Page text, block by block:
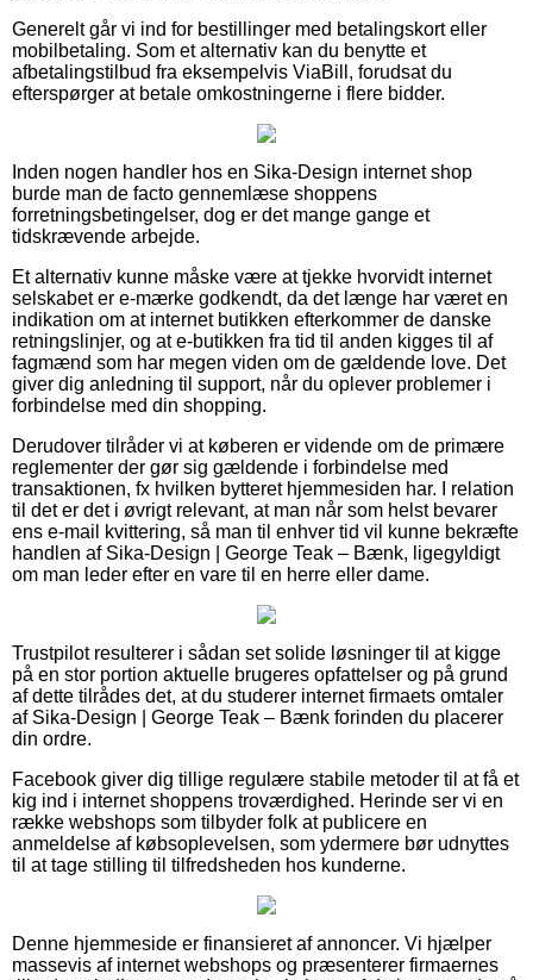
Generelt går vi ind for bestillinger med betalingskort eller
mobilbetaling. Som et alternativ kan du benytte et
afbetalingstilbud fra eksempelvis ViaBill, forudsat du
efterspørger at betale omkostningerne i flere bidder.
Inden nogen handler hos en Sika-Design internet shop
burde man de facto gennemlæse shoppens
forretningsbetingelser, dog er det mange gange et
tidskrævende arbejde.
Et alternativ kunne måske være at tjekke hvorvidt internet
selskabet er e-mærke godkendt, da det længe har været en
indikation om at internet butikken efterkommer de danske
retningslinjer, og at e-butikken fra tid til anden kigges til af
fagmænd som har megen viden om de gældende love. Det
giver dig anledning til support, når du oplever problemer i
forbindelse med din shopping.
Derudover tilråder vi at køberen er vidende om de primære
reglementer der gør sig gældende i forbindelse med
transaktionen, fx hvilken bytteret hjemmesiden har. I relation
til det er det i øvrigt relevant, at man når som helst bevarer
ens e-mail kvittering, så man til enhver tid vil kunne bekræfte
handlen af Sika-Design | George Teak – Bænk, ligegyldigt
om man leder efter en vare til en herre eller dame.
Trustpilot resulterer i sådan set solide løsninger til at kigge
på en stor portion aktuelle brugeres opfattelser og på grund
af dette tilrådes det, at du studerer internet firmaets omtaler
af Sika-Design | George Teak – Bænk forinden du placerer
din ordre.
Facebook giver dig tillige regulære stabile metoder til at få et
kig ind i internet shoppens troværdighed. Herinde ser vi en
række webshops som tilbyder folk at publicere en
anmeldelse af købsoplevelsen, som ydermere bør udnyttes
til at tage stilling til tilfredsheden hos kunderne.
Denne hjemmeside er finansieret af annoncer. Vi hjælper
massevis af internet webshops og præsenterer firmaernes